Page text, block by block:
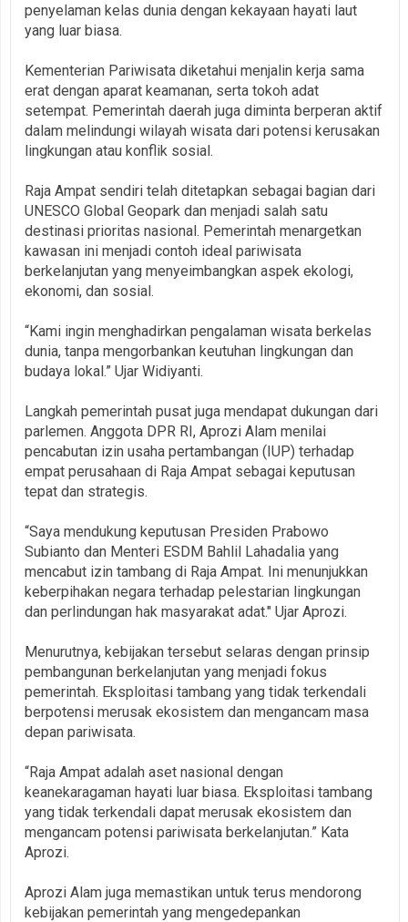
penyelaman kelas dunia dengan kekayaan hayati laut
yang luar biasa.
Kementerian Pariwisata diketahui menjalin kerja sama
erat dengan aparat keamanan, serta tokoh adat
setempat. Pemerintah daerah juga diminta berperan aktif
dalam melindungi wilayah wisata dari potensi kerusakan
lingkungan atau konflik sosial.
Raja Ampat sendiri telah ditetapkan sebagai bagian dari
UNESCO Global Geopark dan menjadi salah satu
destinasi prioritas nasional. Pemerintah menargetkan
kawasan ini menjadi contoh ideal pariwisata
berkelanjutan yang menyeimbangkan aspek ekologi,
ekonomi, dan sosial.
“Kami ingin menghadirkan pengalaman wisata berkelas
dunia, tanpa mengorbankan keutuhan lingkungan dan
budaya lokal.” Ujar Widiyanti.
Langkah pemerintah pusat juga mendapat dukungan dari
parlemen. Anggota DPR RI, Aprozi Alam menilai
pencabutan izin usaha pertambangan (IUP) terhadap
empat perusahaan di Raja Ampat sebagai keputusan
tepat dan strategis.
“Saya mendukung keputusan Presiden Prabowo
Subianto dan Menteri ESDM Bahlil Lahadalia yang
mencabut izin tambang di Raja Ampat. Ini menunjukkan
keberpihakan negara terhadap pelestarian lingkungan
dan perlindungan hak masyarakat adat." Ujar Aprozi.
Menurutnya, kebijakan tersebut selaras dengan prinsip
pembangunan berkelanjutan yang menjadi fokus
pemerintah. Eksploitasi tambang yang tidak terkendali
berpotensi merusak ekosistem dan mengancam masa
depan pariwisata.
“Raja Ampat adalah aset nasional dengan
keanekaragaman hayati luar biasa. Eksploitasi tambang
yang tidak terkendali dapat merusak ekosistem dan
mengancam potensi pariwisata berkelanjutan.” Kata
Aprozi.
Aprozi Alam juga memastikan untuk terus mendorong
kebijakan pemerintah yang mengedepankan